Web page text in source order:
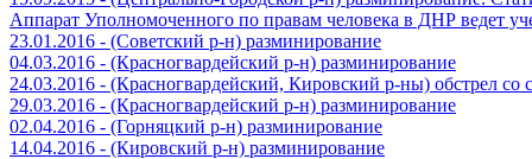
Аппарат Уполномоченного по правам человека в ДНР ведет
23.01.2016 - (Советский р-н) разминирование
04.03.2016 - (Красногвардейский р-н) разминирование
24.03.2016 - (Красногвардейский, Кировский р-ны) обстрел
29.03.2016 - (Красногвардейский р-н) разминирование
02.04.2016 - (Горняцкий р-н) разминирование
14.04.2016 - (Кировский р-н) разминирование